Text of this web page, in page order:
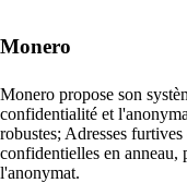
Monero
Monero propose son
confidentialité et
robustes; Adresses
confidentielles en
l'anonymat.